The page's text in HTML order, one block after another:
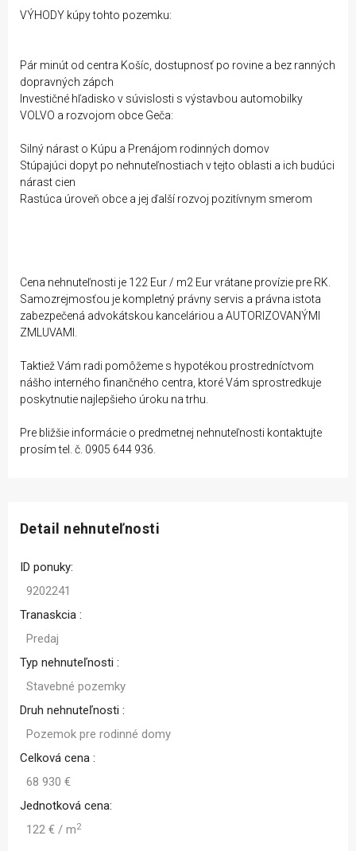
VÝHODY kúpy tohto pozemku:
Pár minút od centra Košíc, dostupnosť po rovine a bez ranných
dopravných zápch
Investičné hľadisko v súvislosti s výstavbou automobilky
VOLVO a rozvojom obce Geča:
Silný nárast o Kúpu a Prenájom rodinných domov
Stúpajúci dopyt po nehnuteľnostiach v tejto oblasti a ich budúci
nárast cien
Rastúca úroveň obce a jej ďalší rozvoj pozitívnym smerom
Cena nehnuteľnosti je 122 Eur / m2 Eur vrátane provízie pre RK.
Samozrejmosťou je kompletný právny servis a právna istota
zabezpečená advokátskou kanceláriou a AUTORIZOVANÝMI
ZMLUVAMI.
Taktiež Vám radi pomôžeme s hypotékou prostredníctvom
nášho interného finančného centra, ktoré Vám sprostredkuje
poskytnutie najlepšieho úroku na trhu.
Pre bližšie informácie o predmetnej nehnuteľnosti kontaktujte
prosím tel. č. 0905 644 936.
Detail nehnuteľnosti
ID ponuky:
9202241
Tranaskcia :
Predaj
Typ nehnuteľnosti :
Stavebné pozemky
Druh nehnuteľnosti :
Pozemok pre rodinné domy
Celková cena :
68 930 €
Jednotková cena:
122 € / m2